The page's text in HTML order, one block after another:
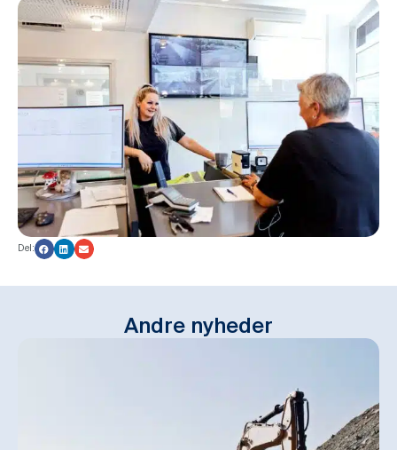
Del:
Andre nyheder